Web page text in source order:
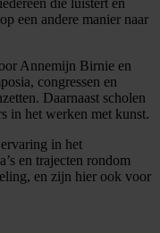
een andere manier naar
Annemijn Birnie en
congressen en
Daarnaast scholen
in het werken met kunst.
in het
en trajecten rondom
en zijn hier ook voor